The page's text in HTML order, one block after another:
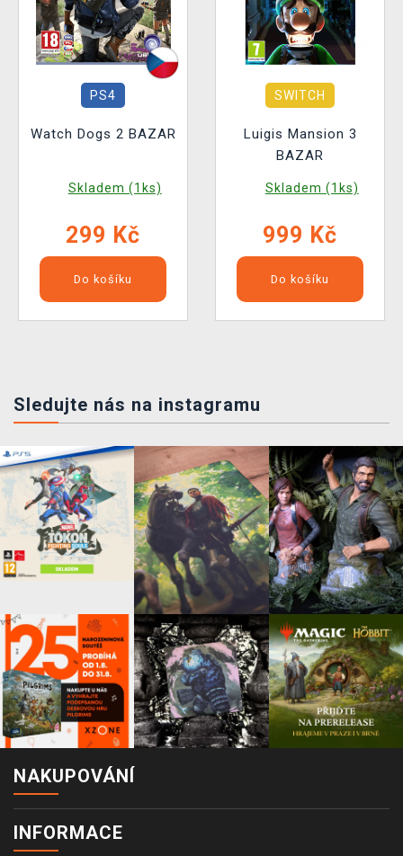
PS4
Watch Dogs 2 BAZAR
Skladem (1ks)
299 Kč
Do košíku
SWITCH
Luigis Mansion 3
BAZAR
Skladem (1ks)
999 Kč
Do košíku
Sledujte nás na instagramu
NAKUPOVÁNÍ
INFORMACE